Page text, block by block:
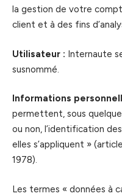
la gestion de votre
client et à des fins
Utilisateur : Internaute
susnommé.
Informations
permettent, sous
ou non, l’identification
elles s’appliquent »
1978).
Les termes « données à